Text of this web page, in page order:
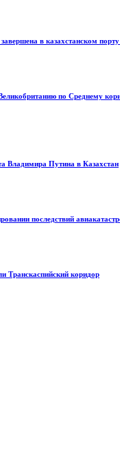
в казахстанском
по Среднему
Владимира Путина в Казахстан
последствий
Транскаспийский коридор